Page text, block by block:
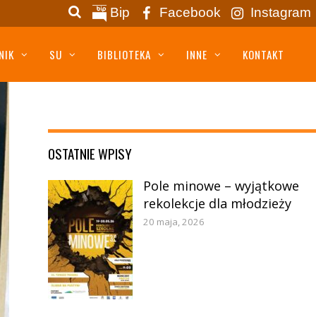
Bip Facebook Instagram
SU BIBLIOTEKA INNE KONTAKT
OSTATNIE WPISY
Pole minowe – wyjątkowe
rekolekcje dla młodzieży
20 maja, 2026